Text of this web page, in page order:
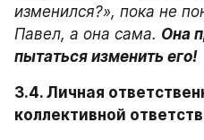
изменился?», пока не
Павел, а она сама. Она
пытаться изменить его!
3.4. Личная
коллективной